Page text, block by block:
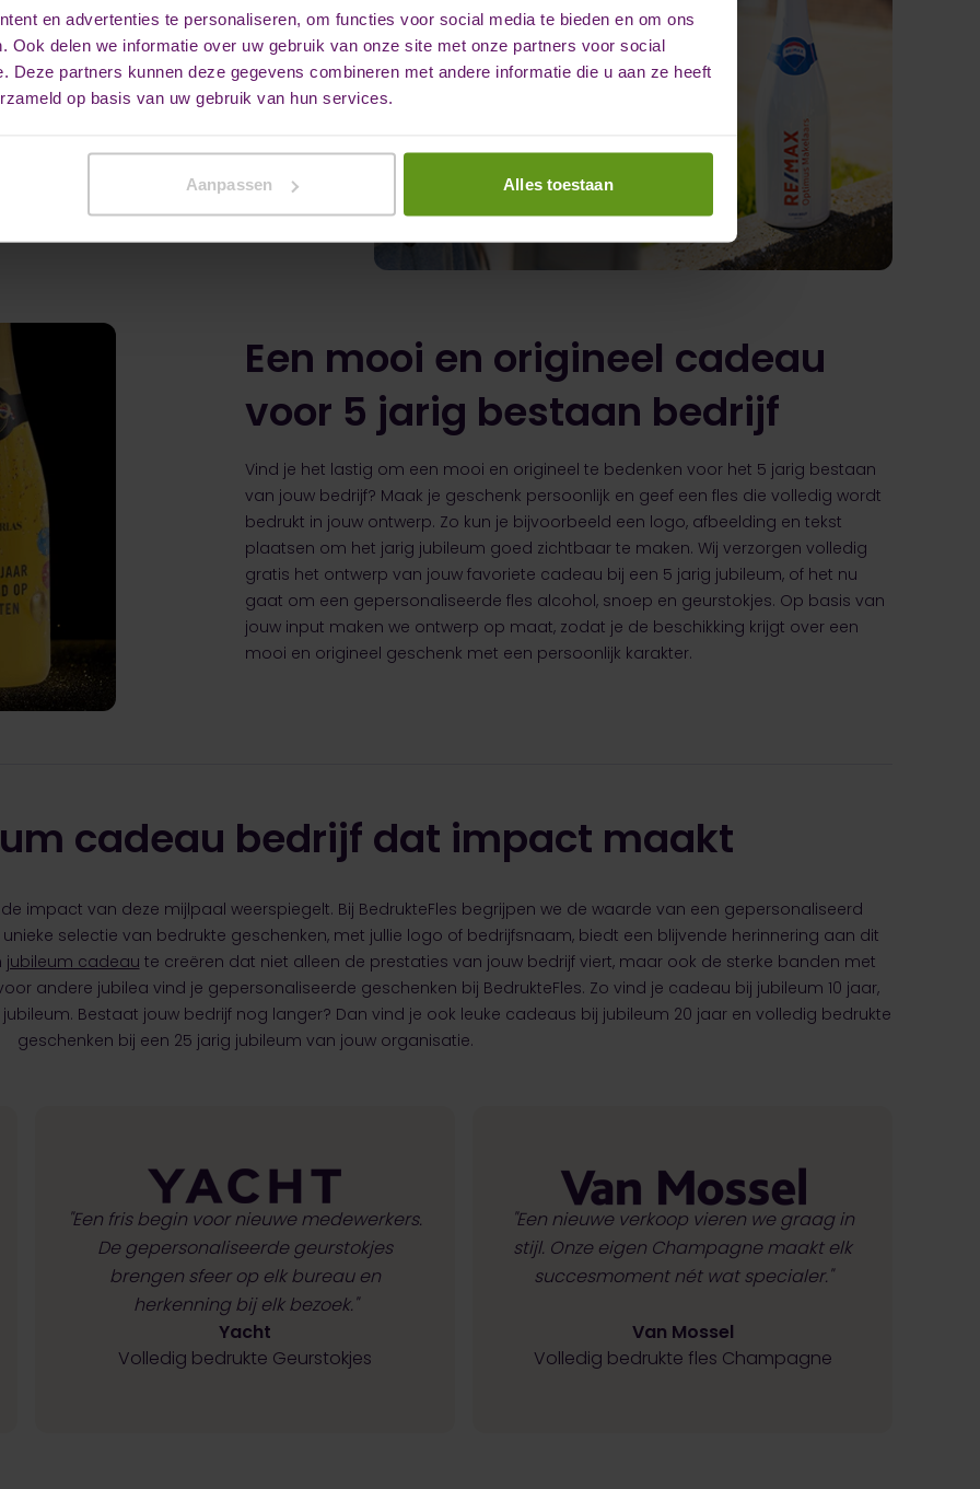
en advertenties te personaliseren, om functies voor social media te bieden en om ons
Ook delen we informatie over uw gebruik van onze site met onze partners voor social
Deze partners kunnen deze gegevens combineren met andere informatie die u aan ze heeft
op basis van uw gebruik van hun services.
Aanpassen Alles toestaan
gevierd worden! Bij
voor een 5 jarig
heerlijke fles campagne, cava
in jouw eigen ontwerp.
kun je kiezen voor onder
geschenken worden
cadeau te geven aan je
bedrijf.
Een mooi en origineel cadeau
voor 5 jarig bestaan bedrijf
Vind je het lastig om een mooi en origineel te bedenken voor het 5 jarig bestaan
van jouw bedrijf? Maak je geschenk persoonlijk en geef een fles die volledig wordt
bedrukt in jouw ontwerp. Zo kun je bijvoorbeeld een logo, afbeelding en tekst
plaatsen om het jarig jubileum goed zichtbaar te maken. Wij verzorgen volledig
gratis het ontwerp van jouw favoriete cadeau bij een 5 jarig jubileum, of het nu
gaat om een gepersonaliseerde fles alcohol, snoep en geurstokjes. Op basis van
jouw input maken we ontwerp op maat, zodat je de beschikking krijgt over een
mooi en origineel geschenk met een persoonlijk karakter.
cadeau bedrijf dat impact maakt
impact van deze mijlpaal weerspiegelt. Bij BedrukteFles begrijpen we de waarde van een gepersonaliseerd
selectie van bedrukte geschenken, met jullie logo of bedrijfsnaam, biedt een blijvende herinnering aan dit
jubileum cadeau te creëren dat niet alleen de prestaties van jouw bedrijf viert, maar ook de sterke banden met
andere jubilea vind je gepersonaliseerde geschenken bij BedrukteFles. Zo vind je cadeau bij jubileum 10 jaar,
Bestaat jouw bedrijf nog langer? Dan vind je ook leuke cadeaus bij jubileum 20 jaar en volledig bedrukte
geschenken bij een 25 jarig jubileum van jouw organisatie.
"Een fris begin voor nieuwe medewerkers.
De gepersonaliseerde geurstokjes
brengen sfeer op elk bureau en
herkenning bij elk bezoek."
Yacht
Volledig bedrukte Geurstokjes
"Een nieuwe verkoop vieren we graag in
stijl. Onze eigen Champagne maakt elk
succesmoment nét wat specialer."
Van Mossel
Volledig bedrukte fles Champagne